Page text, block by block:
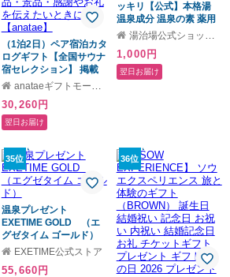
（1泊2日）ペア宿泊カタ
ログギフト【全国サウナ
宿セレクション】 掲載
数500施設以上〜 誕生
結婚祝い・内祝い・結婚
記念日・出産祝い・プレ
ゼント・還暦祝い・退職
祝い・昇進祝い・送別
会・合格祝い・入学祝
い・卒業祝い・記念品・
景品・感謝やお礼を伝え
たいときにも
【anatae】
anataeギフトモール店
30,260円
翌日お届け
ッキリ【公式】本格湯
温泉成分 温泉の素 薬用
入浴剤 4包 温泉 入浴剤
ト プレゼント 贈り物 個
包装 腰痛 肩こり 疲労 冷
え症 睡眠 湿疹 乾燥肌 に
湯治場公式ショップギフトモール店
1,000円
翌日お届け
35位
温泉プレゼント
EXETIME GOLD （エ
グゼタイム ゴールド）
EXETIME公式ストア
55,660円
36位